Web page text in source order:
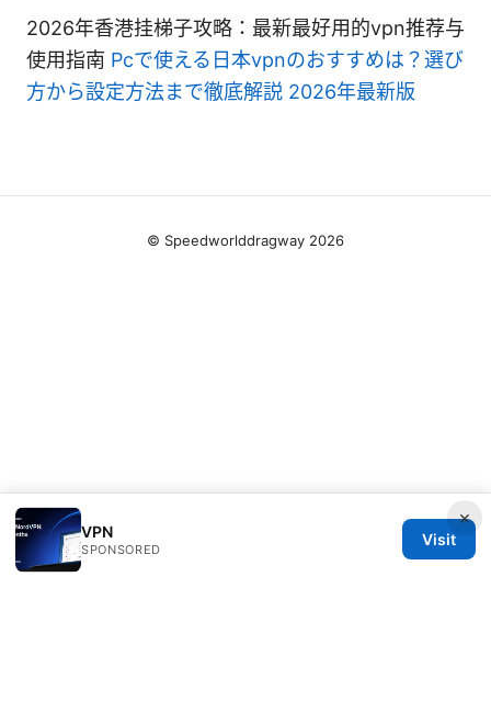
2026年香港挂梯子攻略：最新最好用的vpn推荐与
使用指南 Pcで使える日本vpnのおすすめは？選び
方から設定方法まで徹底解説 2026年最新版
×
VPN
SPONSORED
Visit
© Speedworlddragway 2026